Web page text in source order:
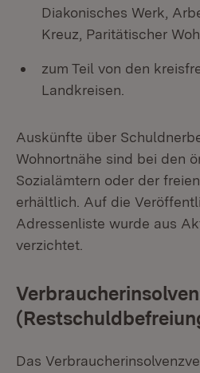
Diakonisches Werk,
Kreuz, Paritätischer
zum Teil von den
Landkreisen.
Auskünfte über
Wohnortnähe sind bei den
Sozialämtern oder der
erhältlich. Auf die
Adressenliste wurde aus
verzichtet.
Das